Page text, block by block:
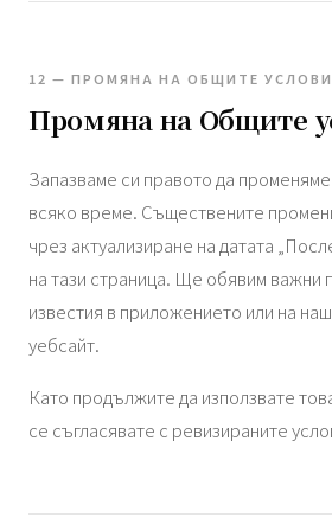
12 — ПРОМЯНА НА ОБЩИТЕ
Промяна на Общите
Запазваме си правото да
всяко време. Съществените
чрез актуализиране на датата
на тази страница. Ще обявим важни
известия в приложението или на
уебсайт.
Като продължите да използвате
се съгласявате с ревизираните